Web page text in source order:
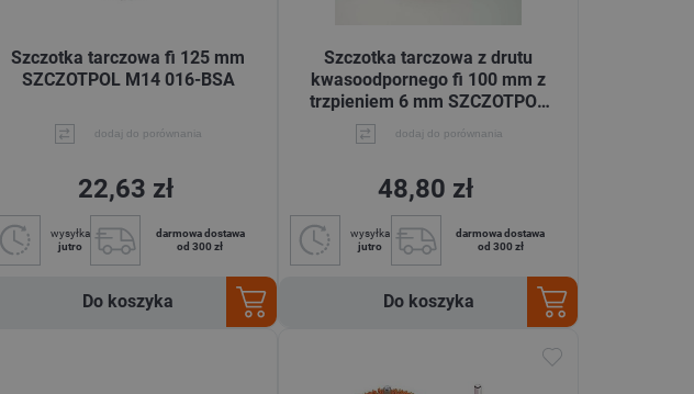
Szczotka tarczowa fi 125 mm
SZCZOTPOL M14 016-BSA
dodaj do porównania
22,63 zł
wysyłka
jutro
darmowa dostawa
od 300 zł
Do koszyka
Szczotka tarczowa z drutu
kwasoodpornego fi 100 mm z
trzpieniem 6 mm SZCZOTPOL
dodaj do porównania
48,80 zł
wysyłka
jutro
darmowa dostawa
od 300 zł
Do koszyka